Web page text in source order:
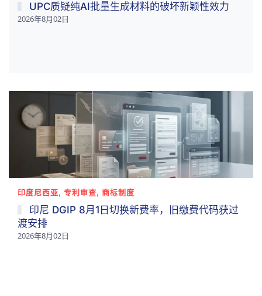
UPC质疑纯AI批量生成材料的破坏新颖性效力
2026年8月02日
印度尼西亚, 专利审查, 商标制度
印尼 DGIP 8月1日切换新费率，旧缴费代码获过
渡安排
2026年8月02日